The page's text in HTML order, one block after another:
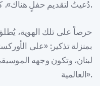
دُعيتُ لتقديم حفلٍ هناك»، كما يخبر الحاج.
حرصاً على تلك الهوية، يُطلق
بمنزلة تذكير: «على
لبنان، وتكون وجهه
العالمية».